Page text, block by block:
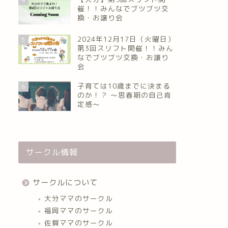
催！！みんなでブツブツ交
換・お譲り会
5
2024年12月17日（火曜日）
第3回スリフト開催！！みん
なでブツブツ交換・お譲り
会
6
子育ては10歳までに決まる
のか！？ ～思春期の自己肯
定感～
サークル情報
サークルについて
大分ママのサークル
福岡ママのサークル
佐賀ママのサークル